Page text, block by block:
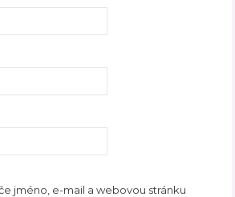
jméno, e-mail a webovou stránku